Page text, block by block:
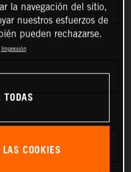
la navegación del sitio,
nuestros esfuerzos de
pueden rechazarse.
Impresión
COOKIES